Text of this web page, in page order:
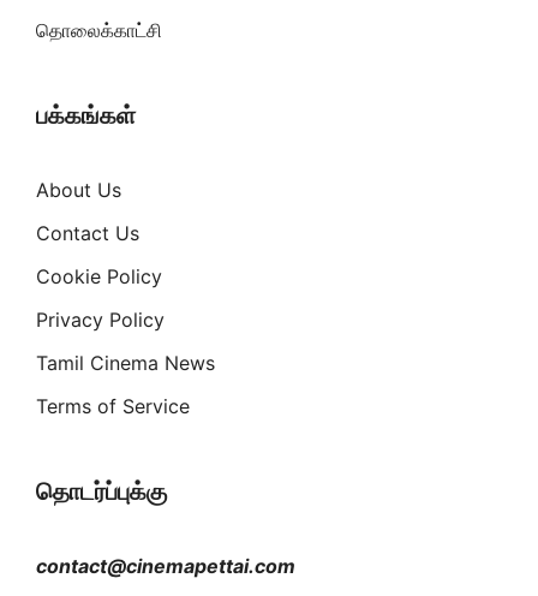
தொலைக்காட்சி
பக்கங்கள்
About Us
Contact Us
Cookie Policy
Privacy Policy
Tamil Cinema News
Terms of Service
தொடர்ப்புக்கு
contact@cinemapettai.com